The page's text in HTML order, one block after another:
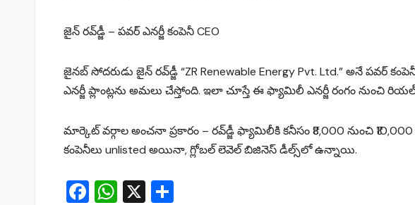
జైన్ రవ్‌డ్జీ – పవర్ ఎనర్జీ కంపెనీ CEO
జైనబ్ సోదరుడు జైన్ రవ్‌డ్జీ “ZR Renewable Energy Pvt. Ltd.” అనే పవర్
ఎనర్జీ ప్లాంట్లను అమలు చేస్తోంది. ఇలా చూస్తే ఈ ఫ్యామిలీ ఎనర్జీ రంగం నుంచి
మార్కెట్ వర్గాల అంచనా ప్రకారం – రవ్‌డ్జీ ఫ్యామిలీకి కనీసం ₹8,000 నుంచి ₹10,000
కంపెనీలు unlisted అయినా, గ్లోబల్ లెవెల్‌ బిజినెస్ డీల్స్‌లో ఉన్నాయి.
F W X